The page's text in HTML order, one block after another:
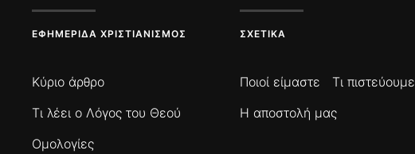
ΕΦΗΜΕΡΊΔΑ ΧΡΙΣΤΙΑΝΙΣΜΌΣ
Κύριο άρθρο
Τι λέει ο Λόγος του Θεού
Ομολογίες
ΣΧΕΤΙΚΆ
Ποιοί είμαστε
Τι πιστεύουμε
Η αποστολή μας